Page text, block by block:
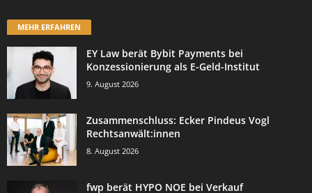
MEHR ERFAHREN
EY Law berät Bybit Payments bei
Konzessionierung als E-Geld-Institut
9. August 2026
Zusammenschluss: Ecker Pindeus Vogl
Rechtsanwält:innen
8. August 2026
fwp berät HYPO NOE bei Verkauf